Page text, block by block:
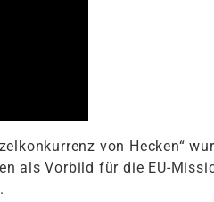
von Hecken“
als Vorbild für die EU-